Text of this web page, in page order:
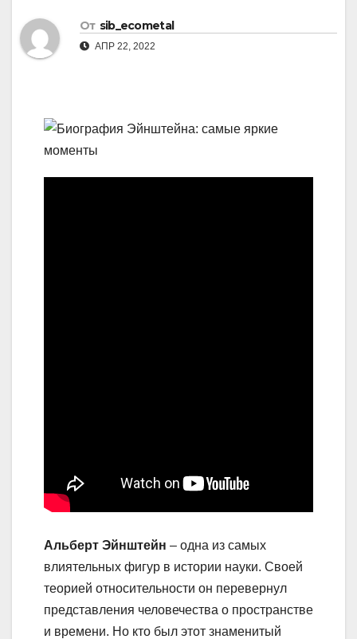
От sib_ecometal
АПР 22, 2022
Альберт Эйнштейн – одна из самых
влиятельных фигур в истории науки. Своей
теорией относительности он перевернул
представления человечества о пространстве
и времени. Но кто был этот знаменитый